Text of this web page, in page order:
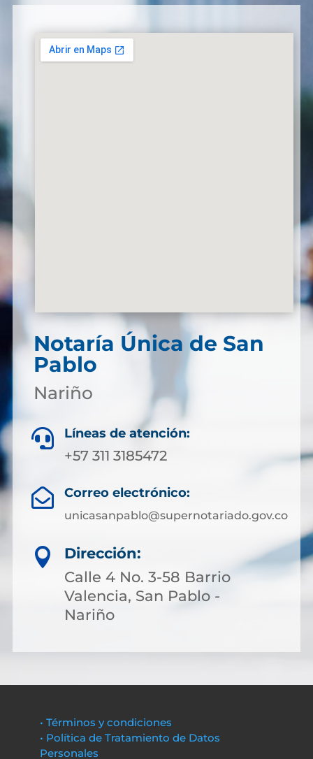
Notaría Única de San
Pablo
Nariño
 Líneas de atención:
+57 311 3185472
 Correo electrónico:
unicasanpablo@supernotariado.gov.co

Dirección:
Calle 4 No. 3-58 Barrio
Valencia, San Pablo -
Nariño
• Términos y condiciones
• Política de Tratamiento de Datos
Personales